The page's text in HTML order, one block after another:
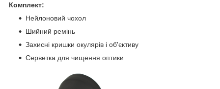
Комплект:
Нейлоновий чохол
Шийний ремінь
Захисні кришки окулярів і об'єктиву
Серветка для чищення оптики